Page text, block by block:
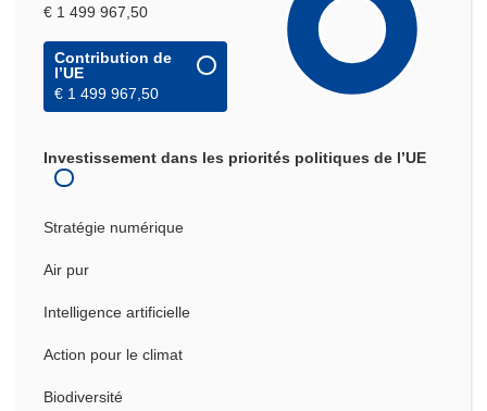
€ 1 499 967,50
Contribution de
l’UE
€ 1 499 967,50
Investissement dans les priorités politiques de l’UE
Stratégie numérique
Air pur
Intelligence artificielle
Action pour le climat
Biodiversité